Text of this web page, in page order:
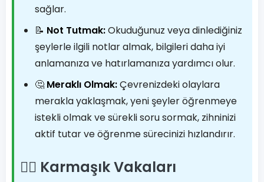
sağlar.
📝 Not Tutmak:Okuduğunuz veya dinlediğiniz
şeylerle ilgili notlar almak, bilgileri daha iyi
anlamanıza ve hatırlamanıza yardımcı olur.
🤔 Meraklı Olmak:Çevrenizdeki olaylara
merakla yaklaşmak, yeni şeyler öğrenmeye
istekli olmak ve sürekli soru sormak, zihninizi
aktif tutar ve öğrenme sürecinizi hızlandırır.
🕵️‍♀️ Karmaşık Vakaları